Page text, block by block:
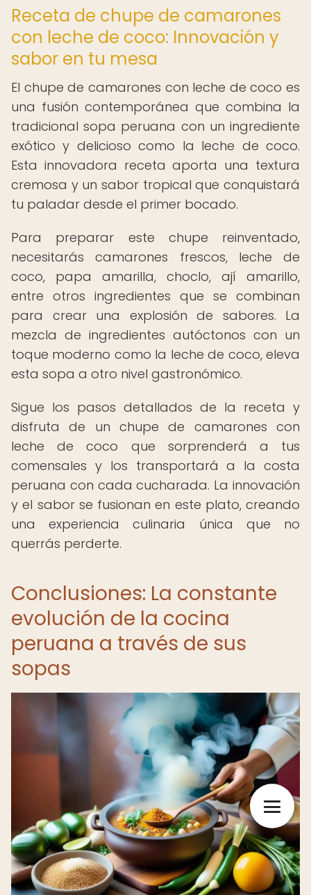
Receta de chupe de camarones
con leche de coco: Innovación y
sabor en tu mesa
El chupe de camarones con leche de coco es
una fusión contemporánea que combina la
tradicional sopa peruana con un ingrediente
exótico y delicioso como la leche de coco.
Esta innovadora receta aporta una textura
cremosa y un sabor tropical que conquistará
tu paladar desde el primer bocado.
Para preparar este chupe reinventado,
necesitarás camarones frescos, leche de
coco, papa amarilla, choclo, ají amarillo,
entre otros ingredientes que se combinan
para crear una explosión de sabores. La
mezcla de ingredientes autóctonos con un
toque moderno como la leche de coco, eleva
esta sopa a otro nivel gastronómico.
Sigue los pasos detallados de la receta y
disfruta de un chupe de camarones con
leche de coco que sorprenderá a tus
comensales y los transportará a la costa
peruana con cada cucharada. La innovación
y el sabor se fusionan en este plato, creando
una experiencia culinaria única que no
querrás perderte.
Conclusiones: La constante
evolución de la cocina
peruana a través de sus
sopas